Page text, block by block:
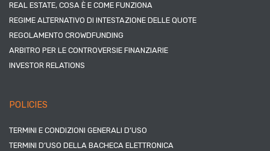
REAL ESTATE, COSA È E COME FUNZIONA
REGIME ALTERNATIVO DI INTESTAZIONE DELLE QUOTE
REGOLAMENTO CROWDFUNDING
ARBITRO PER LE CONTROVERSIE FINANZIARIE
INVESTOR RELATIONS
POLICIES
TERMINI E CONDIZIONI GENERALI D’USO
TERMINI D’USO DELLA BACHECA ELETTRONICA